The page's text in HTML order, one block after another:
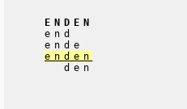
ENDEN
end
ende
enden
den